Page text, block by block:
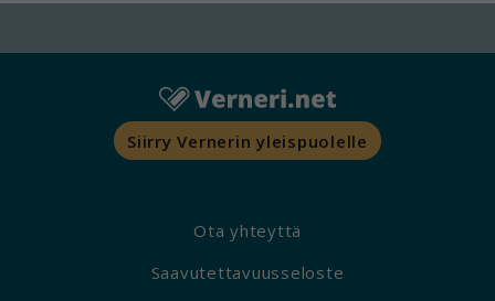
Siirry Vernerin yleispuolelle
Ota yhteyttä
Saavutettavuusseloste